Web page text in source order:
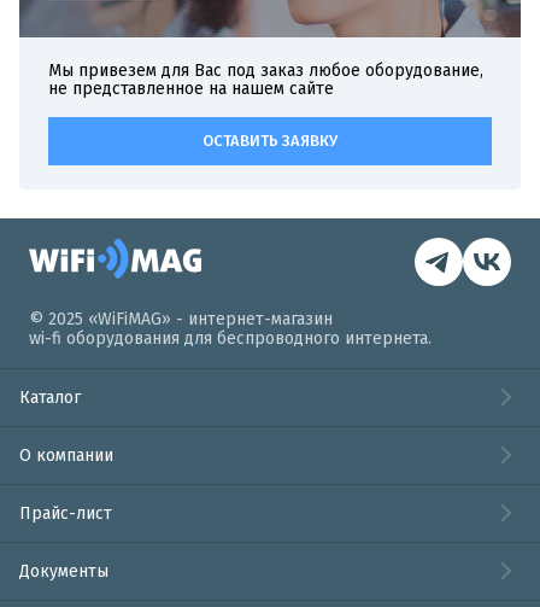
Мы привезем для Вас под заказ любое оборудование,
не представленное на нашем сайте
ОСТАВИТЬ ЗАЯВКУ
© 2025 «WiFiMAG» - интернет-магазин
wi-fi оборудования для беспроводного интернета.
Каталог
О компании
Прайс-лист
Документы